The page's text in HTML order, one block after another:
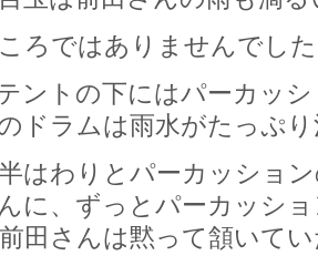
ろではありませんでし
ントの下にはパーカッ
ドラムは雨水がたっぷ
はわりとパーカッショ
に、ずっとパーカッシ
田さんは黙って頷いて